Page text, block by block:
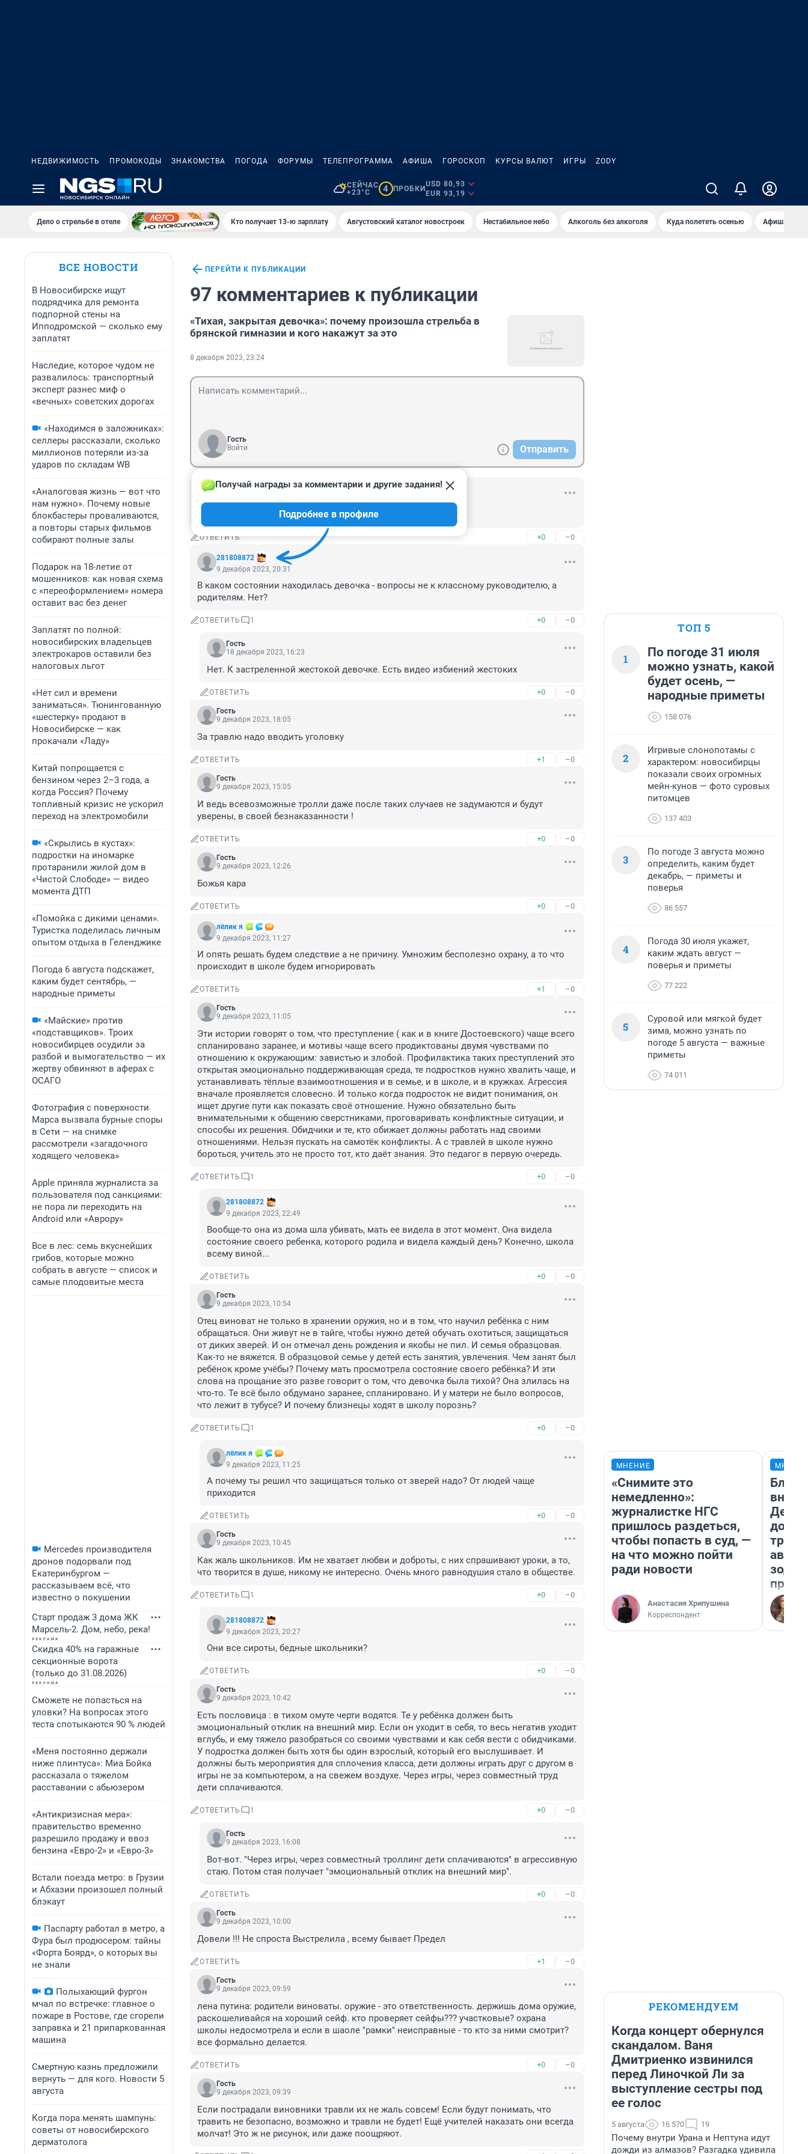
НЕДВИЖИМОСТЬ ПРОМОКОДЫ ЗНАКОМСТВА ПОГОДА ФОРУМЫ ТЕЛЕПРОГРАММА АФИША ГОРОСКОП КУРСЫ ВАЛЮТ ИГРЫ ZODY
СЕЙЧАС
+23°C
4 ПРОБКИ
USD 80,93
EUR 93,19
Дело о стрельбе в отеле Кто получает 13-ю зарплату Августовский каталог новостроек Нестабильное небо Алкоголь без алкоголя Куда полететь осенью Афиша на
ВСЕ НОВОСТИ
В Новосибирске ищут
подрядчика для ремонта
подпорной стены на
Ипподромской — сколько ему
заплатят
Наследие, которое чудом не
развалилось: транспортный
эксперт разнес миф о
«вечных» советских дорогах
«Находимся в заложниках»:
селлеры рассказали, сколько
миллионов потеряли из-за
ударов по складам WB
«Аналоговая жизнь — вот что
нам нужно». Почему новые
блокбастеры проваливаются,
а повторы старых фильмов
собирают полные залы
Подарок на 18-летие от
мошенников: как новая схема
с «переоформлением» номера
оставит вас без денег
Заплатят по полной:
новосибирских владельцев
электрокаров оставили без
налоговых льгот
«Нет сил и времени
заниматься». Тюнингованную
«шестерку» продают в
Новосибирске — как
прокачали «Ладу»
Китай попрощается с
бензином через 2–3 года, а
когда Россия? Почему
топливный кризис не ускорил
переход на электромобили
«Скрылись в кустах»:
подростки на иномарке
протаранили жилой дом в
«Чистой Слободе» — видео
момента ДТП
«Помойка с дикими ценами».
Туристка поделилась личным
опытом отдыха в Геленджике
Погода 6 августа подскажет,
каким будет сентябрь, —
народные приметы
«Майские» против
«подставщиков». Троих
новосибирцев осудили за
разбой и вымогательство — их
жертву обвиняют в аферах с
ОСАГО
Фотография с поверхности
Марса вызвала бурные споры
в Сети — на снимке
рассмотрели «загадочного
ходящего человека»
Apple приняла журналиста за
пользователя под санкциями:
не пора ли переходить на
Android или «Аврору»
Все в лес: семь вкуснейших
грибов, которые можно
собрать в августе — список и
самые плодовитые места
Mercedes производителя
дронов подорвали под
Екатеринбургом —
рассказываем всё, что
известно о покушении
Старт продаж 3 дома ЖК
Марсель-2. Дом, небо, река!
Скидка 40% на гаражные
секционные ворота
(только до 31.08.2026)
Сможете не попасться на
уловки? На вопросах этого
теста спотыкаются 90 % людей
«Меня постоянно держали
ниже плинтуса»: Миа Бойка
рассказала о тяжелом
расставании с абьюзером
«Антикризисная мера»:
правительство временно
разрешило продажу и ввоз
бензина «Евро-2» и «Евро-3»
Встали поезда метро: в Грузии
и Абхазии произошел полный
блэкаут
Паспарту работал в метро, а
Фура был продюсером: тайны
«Форта Боярд», о которых вы
не знали
Полыхающий фургон
мчал по встречке: главное о
пожаре в Ростове, где сгорели
заправка и 21 припаркованная
машина
Смертную казнь предложили
вернуть — для кого. Новости 5
августа
Когда пора менять шампунь:
советы от новосибирского
дерматолога
ПЕРЕЙТИ К ПУБЛИКАЦИИ
97 комментариев к публикации
«Тихая, закрытая девочка»: почему произошла стрельба в
брянской гимназии и кого накажут за это
8 декабря 2023, 23:24
Гость
Войти
Отправить
Гость
Психичка с ружьём совершила терракт
ОТВЕТИТЬ +0 –0
281808872
Получай награды за комментарии и другие задания!
Подробнее в профиле
9 декабря 2023, 20:31
В каком состоянии находилась девочка - вопросы не к классному руководителю, а
родителям. Нет?
ОТВЕТИТЬ 1 +0 –0
Гость
18 декабря 2023, 16:23
Нет. К застреленной жестокой девочке. Есть видео избиений жестоких
ОТВЕТИТЬ +0 –0
Гость
9 декабря 2023, 18:05
За травлю надо вводить уголовку
ОТВЕТИТЬ +1 –0
Гость
9 декабря 2023, 15:05
И ведь всевозможные тролли даже после таких случаев не задумаются и будут
уверены, в своей безнаказанности !
ОТВЕТИТЬ +0 –0
Гость
9 декабря 2023, 12:26
Божья кара
ОТВЕТИТЬ +0 –0
лёлик я
9 декабря 2023, 11:27
И опять решать будем следствие а не причину. Умножим бесполезно охрану, а то что
происходит в школе будем игнорировать
ОТВЕТИТЬ +1 –0
Гость
9 декабря 2023, 11:05
Эти истории говорят о том, что преступление ( как и в книге Достоевского) чаще всего
спланировано заранее, и мотивы чаще всего продиктованы двумя чувствами по
отношению к окружающим: завистью и злобой. Профилактика таких преступлений это
открытая эмоционально поддерживающая среда, те подростков нужно хвалить чаще, и
устанавливать тёплые взаимоотношения и в семье, и в школе, и в кружках. Агрессия
вначале проявляется словесно. И только когда подросток не видит понимания, он
ищет другие пути как показать своё отношение. Нужно обязательно быть
внимательными к общению сверстниками, проговаривать конфликтные ситуации, и
способы их решения. Обидчики и те, кто обижает должны работать над своими
отношениями. Нельзя пускать на самотёк конфликты. А с травлей в школе нужно
бороться, учитель это не просто тот, кто даёт знания. Это педагог в первую очередь.
ОТВЕТИТЬ 1 +0 –0
281808872
9 декабря 2023, 22:49
Вообще-то она из дома шла убивать, мать ее видела в этот момент. Она видела
состояние своего ребенка, которого родила и видела каждый день? Конечно, школа
всему виной...
ОТВЕТИТЬ +0 –0
Гость
9 декабря 2023, 10:54
Отец виноват не только в хранении оружия, но и в том, что научил ребёнка с ним
обращаться. Они живут не в тайге, чтобы нужно детей обучать охотиться, защищаться
от диких зверей. И он отмечал день рождения и якобы не пил. И семья образцовая.
Как-то не вяжется. В образцовой семье у детей есть занятия, увлечения. Чем занят был
ребёнок кроме учёбы? Почему мать просмотрела состояние своего ребёнка? И эти
слова на прощание это разве говорит о том, что девочка была тихой? Она злилась на
что-то. Те всё было обдумано заранее, спланировано. И у матери не было вопросов,
что лежит в тубусе? И почему близнецы ходят в школу порознь?
ОТВЕТИТЬ 1 +0 –0
лёлик я
9 декабря 2023, 11:25
А почему ты решил что защищаться только от зверей надо? От людей чаще
приходится
ОТВЕТИТЬ +0 –0
Гость
9 декабря 2023, 10:45
Как жаль школьников. Им не хватает любви и доброты, с них спрашивают уроки, а то,
что творится в душе, никому не интересно. Очень много равнодушия стало в обществе.
ОТВЕТИТЬ 1 +0 –0
281808872
9 декабря 2023, 20:27
Они все сироты, бедные школьники?
ОТВЕТИТЬ +0 –0
Гость
9 декабря 2023, 10:42
Есть пословица : в тихом омуте черти водятся. Те у ребёнка должен быть
эмоциональный отклик на внешний мир. Если он уходит в себя, то весь негатив уходит
вглубь, и ему тяжело разобраться со своими чувствами и как себя вести с обидчиками.
У подростка должен быть хотя бы один взрослый, который его выслушивает. И
должны быть мероприятия для сплочения класса, дети должны играть друг с другом в
игры не за компьютером, а на свежем воздухе. Через игры, через совместный труд
дети сплачиваются.
ОТВЕТИТЬ 1 +0 –0
Гость
9 декабря 2023, 16:08
Вот-вот. "Через игры, через совместный троллинг дети сплачиваются" в агрессивную
стаю. Потом стая получает "эмоциональный отклик на внешний мир".
ОТВЕТИТЬ +0 –0
Гость
9 декабря 2023, 10:00
Довели !!! Не спроста Выстрелила , всему бывает Предел
ОТВЕТИТЬ +1 –0
Гость
9 декабря 2023, 09:59
лена путина: родители виноваты. оружие - это ответственность. держишь дома оружие,
раскошеливайся на хороший сейф. кто проверяет сейфы??? участковые? охрана
школы недосмотрела и если в шаоле "рамки" неисправные - то кто за ними смотрит?
все формально делается.
ОТВЕТИТЬ +0 –0
Гость
9 декабря 2023, 09:39
Если пострадали виновники травли их не жаль совсем! Если будут понимать, что
травить не безопасно, возможно и травли не будет! Ещё учителей наказать они всегда
молчат! Это ж не рисунок, или даже поощряют.
ТОП 5
1
По погоде 31 июля
можно узнать, какой
будет осень, —
народные приметы
158 076
2
Игривые слонопотамы с
характером: новосибирцы
показали своих огромных
мейн-кунов — фото суровых
питомцев
137 403
3
По погоде 3 августа можно
определить, каким будет
декабрь, — приметы и
поверья
86 557
4
Погода 30 июля укажет,
каким ждать август —
поверья и приметы
77 222
5
Суровой или мягкой будет
зима, можно узнать по
погоде 5 августа — важные
приметы
74 011
МНЕНИЕ
«Снимите это
немедленно»:
журналистке НГС
пришлось раздеться,
чтобы попасть в суд, —
на что можно пойти
ради новости
Анастасия Хрипушина
Корреспондент
РЕКОМЕНДУЕМ
Когда концерт обернулся
скандалом. Ваня
Дмитриенко извинился
перед Линочкой Ли за
выступление сестры под
ее голос
5 августа 16 570 19
Почему внутри Урана и Нептуна идут
дожди из алмазов? Разгадка удивила